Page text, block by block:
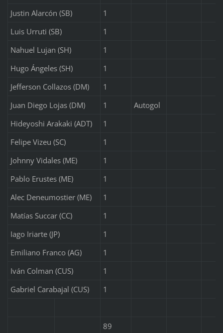
Justin Alarcón (SB)
1
Luis Urruti (SB)
1
Nahuel Lujan (SH)
1
Hugo Ángeles (SH)
1
Jefferson Collazos (DM)
1
Juan Diego Lojas (DM)
1
Autogol
Hideyoshi Arakaki (ADT)
1
Felipe Vizeu (SC)
1
Johnny Vidales (ME)
1
Pablo Erustes (ME)
1
Alec Deneumostier (ME)
1
Matías Succar (CC)
1
Iago Iriarte (JP)
1
Emiliano Franco (AG)
1
Iván Colman (CUS)
1
Gabriel Carabajal (CUS)
1
89